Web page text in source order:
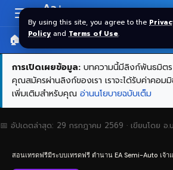
By using this site, you agree to the
Policy and Terms of Use.
Resizer
Aa
🏠 หน้าแรก ราคาทอง SPDR
การเปิดเผยข้อมูล: บทความนี้มีลิงก์พันธมิต
คุณสมัครผ่านลิงก์ของเรา เราจะได้รับค่าคอม
เพิ่มเติมสำหรับคุณ อ่านนโยบายฉบับเต็ม
📅 อัปเดตล่าสุด: 29 กรกฎาคม 2569 · เขียนโดย อ.
สอนเทรดฟรีมีระบบเทรดฟรี ตำนาน EA Semi-Auto เจ้า